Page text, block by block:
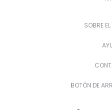
SOBRE
BOTÓN DE